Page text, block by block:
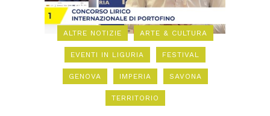
ALTRE NOTIZIE ARTE & CULTURA
EVENTI IN LIGURIA FESTIVAL
GENOVA IMPERIA SAVONA
TERRITORIO